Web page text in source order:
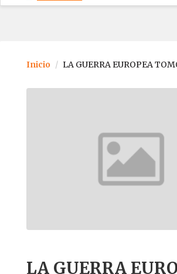
Inicio LA GUERRA EUROPEA
LA GUERRA